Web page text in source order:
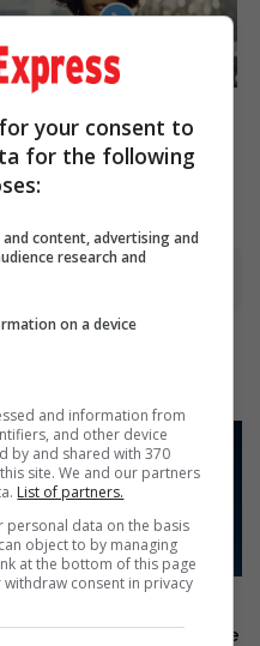
Bloopers Revealed
Brainberries
diell, temperaturat maksimale
your consent to
for the following
content, advertising and
research and
on a device
and information from
and other device
by and shared with 370
site. We and our partners
List of partners.
personal data on the basis
object to by managing
at the bottom of this page
consent in privacy